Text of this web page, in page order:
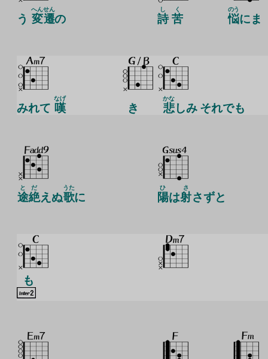
う 変
へん
遷
せん
の 詩
し
苦
く
悩
のう
にま
みれて 嘆
なげ
き 悲
かな
しみ それでも
途
と
絶
だ
えぬ歌
うた
に 陽
ひ
は射
さ
さずと
も